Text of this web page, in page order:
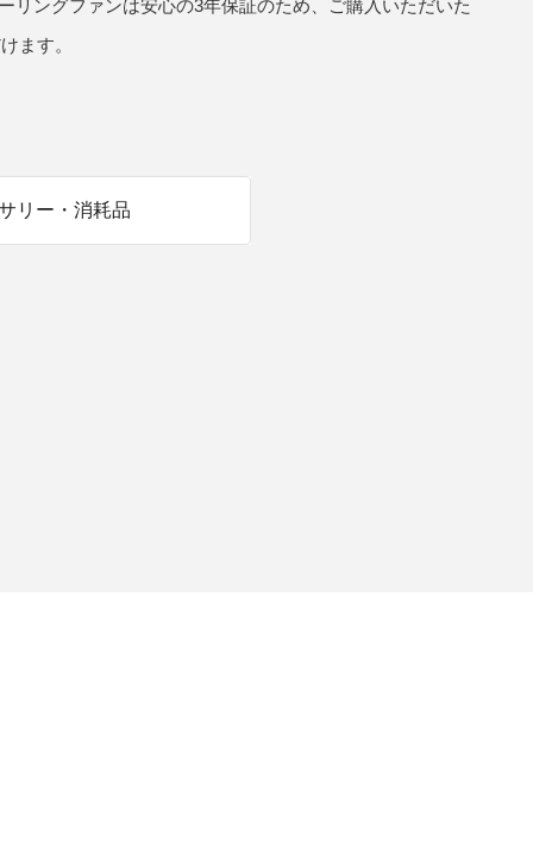
リングファンは安心の3年保証のため、ご購入いただいた
ます。
リー・消耗品